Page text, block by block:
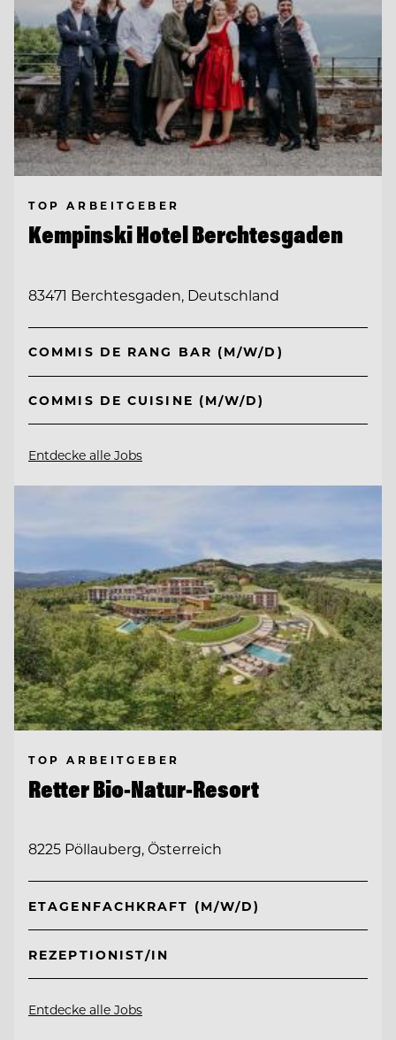
TOP ARBEITGEBER
Kempinski Hotel Berchtesgaden
83471 Berchtesgaden, Deutschland
COMMIS DE RANG BAR (M/W/D)
COMMIS DE CUISINE (M/W/D)
Entdecke alle Jobs
TOP ARBEITGEBER
Retter Bio-Natur-Resort
8225 Pöllauberg, Österreich
ETAGENFACHKRAFT (M/W/D)
REZEPTIONIST/IN
Entdecke alle Jobs